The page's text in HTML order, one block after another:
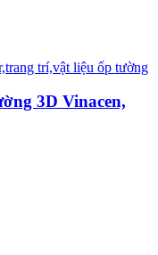
3D Vinacen,